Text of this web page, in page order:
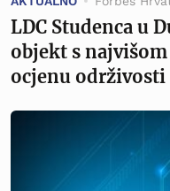
LDC Studenca u
objekt s
ocjenu održivosti